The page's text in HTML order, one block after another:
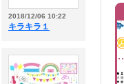
2018/12/06 10:22
キラキラ１